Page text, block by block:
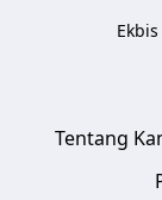
Ekbis
Tentang